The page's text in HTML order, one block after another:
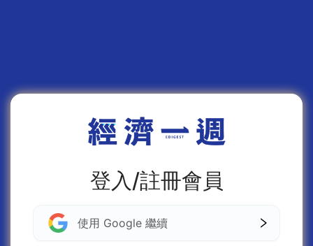
登入/註冊會員
使用 Google 繼續